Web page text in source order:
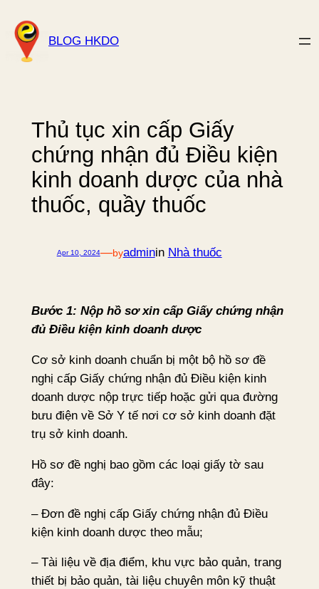
to
content
BLOG HKDO
Thủ tục xin cấp Giấy
chứng nhận đủ Điều kiện
kinh doanh dược của nhà
thuốc, quầy thuốc
Apr 10, 2024—byadminin Nhà thuốc
Bước 1: Nộp hồ sơ xin cấp Giấy chứng nhận
đủ Điều kiện kinh doanh dược
Cơ sở kinh doanh chuẩn bị một bộ hồ sơ đề
nghị cấp Giấy chứng nhận đủ Điều kiện kinh
doanh dược nộp trực tiếp hoặc gửi qua đường
bưu điện về Sở Y tế nơi cơ sở kinh doanh đặt
trụ sở kinh doanh.
Hồ sơ đề nghị bao gồm các loại giấy tờ sau
đây:
– Đơn đề nghị cấp Giấy chứng nhận đủ Điều
kiện kinh doanh dược theo mẫu;
– Tài liệu về địa điểm, khu vực bảo quản, trang
thiết bị bảo quản, tài liệu chuyên môn kỹ thuật